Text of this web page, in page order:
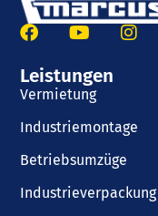
Leistungen
Vermietung
Industriemontage
Betriebsumzüge
Industrieverpackung